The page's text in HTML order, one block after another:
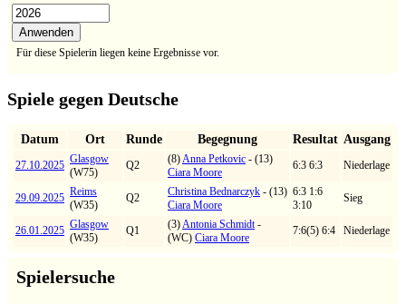
Für diese Spielerin liegen keine Ergebnisse vor.
Spiele gegen Deutsche
Datum Ort Runde Begegnung Resultat Ausgang
27.10.2025 Glasgow
(W75)
Q2 (8)Anna Petkovic - (13)
Ciara Moore
6:3 6:3 Niederlage
29.09.2025 Reims
(W35)
Q2 Christina Bednarczyk - (13)
Ciara Moore
6:3 1:6
3:10
Sieg
26.01.2025 Glasgow
(W35)
Q1 (3)Antonia Schmidt-
(WC) Ciara Moore
7:6(5) 6:4 Niederlage
Spielersuche